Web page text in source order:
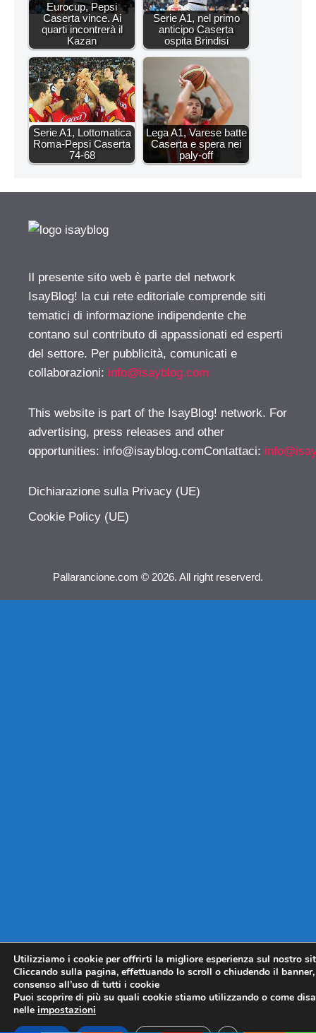
Eurocup, Pepsi
Caserta vince. Ai
quarti incontrerà il
Kazan
Serie A1, nel primo
anticipo Caserta
ospita Brindisi
Serie A1, Lottomatica
Roma-Pepsi Caserta
74-68
Lega A1, Varese batte
Caserta e spera nei
paly-off
Il presente sito web è parte del network
IsayBlog! la cui rete editoriale comprende siti
tematici di informazione indipendente che
contano sul contributo di appassionati ed esperti
del settore. Per pubblicità, comunicati e
collaborazioni: info@isayblog.com
This website is part of the IsayBlog! network. For
advertising, press releases and other
opportunities: info@isayblog.comContattaci:
Dichiarazione sulla Privacy (UE)
Cookie Policy (UE)
Pallarancione.com © 2026. All right reserverd.
Utilizziamo i cookie per offrirti la migliore esperienza sul nostro
Cliccando sulla pagina, effettuando lo scroll o chiudendo il
consenso all’uso di tutti i cookie
Puoi scoprire di più su quali cookie stiamo utilizzando o come
nelle impostazioni